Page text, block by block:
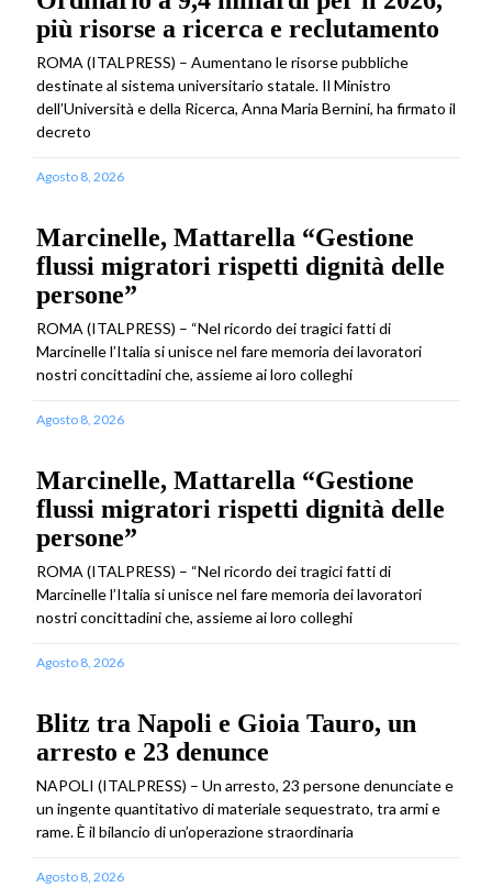
più risorse a ricerca e reclutamento
ROMA (ITALPRESS) – Aumentano le risorse pubbliche
destinate al sistema universitario statale. Il Ministro
dell’Università e della Ricerca, Anna Maria Bernini, ha firmato il
decreto
Agosto 8, 2026
Marcinelle, Mattarella “Gestione
flussi migratori rispetti dignità delle
persone”
ROMA (ITALPRESS) – “Nel ricordo dei tragici fatti di
Marcinelle l’Italia si unisce nel fare memoria dei lavoratori
nostri concittadini che, assieme ai loro colleghi
Agosto 8, 2026
Marcinelle, Mattarella “Gestione
flussi migratori rispetti dignità delle
persone”
ROMA (ITALPRESS) – “Nel ricordo dei tragici fatti di
Marcinelle l’Italia si unisce nel fare memoria dei lavoratori
nostri concittadini che, assieme ai loro colleghi
Agosto 8, 2026
Blitz tra Napoli e Gioia Tauro, un
arresto e 23 denunce
NAPOLI (ITALPRESS) – Un arresto, 23 persone denunciate e
un ingente quantitativo di materiale sequestrato, tra armi e
rame. È il bilancio di un’operazione straordinaria
Agosto 8, 2026